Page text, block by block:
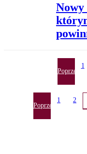
Nowy
Poprzednia
1
Poprzednia
1 2